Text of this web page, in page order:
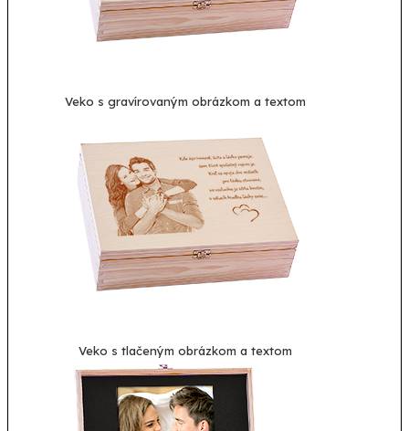
Veko s gravírovaným obrázkom a textom
Veko s tlačeným obrázkom a textom